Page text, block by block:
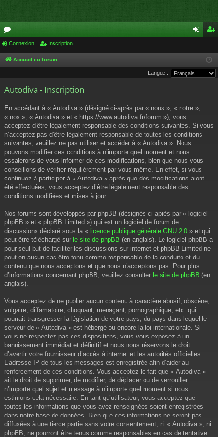
or
u
s
cri
pti
Connexion Inscription
Accueil du forum
Langue :
Autodiva - Inscription
En accédant à « Autodiva » (désigné ci-après par « nous », « notre »,
« nos », « Autodiva » et « https://www.autodiva.fr/forum »), vous
acceptez d’être légalement responsable des conditions suivantes. Si vous
n’acceptez pas d’être légalement responsable de toutes les conditions
suivantes, veuillez ne pas utiliser et accéder à « Autodiva ». Nous
pouvons modifier ces conditions à n’importe quel moment et nous
essaierons de vous informer de ces modifications, bien que nous vous
conseillons de vérifier régulièrement par vous-même. En effet, si vous
continuez à participer à « Autodiva » après que des modifications aient
été effectuées, vous acceptez d’être légalement responsable des
conditions modifiées et mises à jour.
Nos forums sont développés par phpBB (désignés ci-après par « logiciel
phpBB » et « phpBB Limited ») qui est un logiciel de forum de
discussions déclaré sous la « licence publique générale GNU 2.0 » et qui
peut être téléchargé sur le site de phpBB (en anglais). Le logiciel phpBB a
pour seul but de faciliter les discussions sur internet et phpBB Limited ne
peut en aucun cas être tenu comme responsable de la conduite et du
contenu que nous acceptons et que nous n’acceptons pas. Pour plus
d’informations concernant phpBB, veuillez consulter le site de phpBB (en
anglais).
Vous acceptez de ne publier aucun contenu à caractère abusif, obscène,
vulgaire, diffamatoire, choquant, menaçant, pornographique, etc. qui
pourrait transgresser la législation de votre pays, du pays dans lequel le
serveur de « Autodiva » est hébergé ou encore la loi internationale. Si
vous ne respectez pas ces dispositions, vous vous exposez à un
bannissement immédiat et définitif et nous nous réservons le droit
d’avertir votre fournisseur d’accès à internet et les autorités officielles.
L’adresse IP de tous les messages est enregistrée afin d’aider au
renforcement de ces conditions. Vous acceptez le fait que « Autodiva »
ait le droit de supprimer, de modifier, de déplacer ou de verrouiller
n’importe quel sujet et message à n’importe quel moment si nous
estimons cela nécessaire. En tant qu’utilisateur, vous acceptez que
toutes les informations que vous avez renseignées soient enregistrées
dans notre base de données. Bien que ces informations ne seront pas
diffusées à une tierce partie sans votre consentement, ni « Autodiva », ni
phpBB, ne pourront être tenus comme responsables en cas de tentative